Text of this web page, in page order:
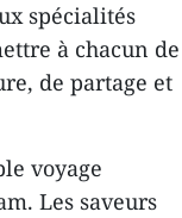
spécialités
à chacun de
de partage et
voyage
Les saveurs